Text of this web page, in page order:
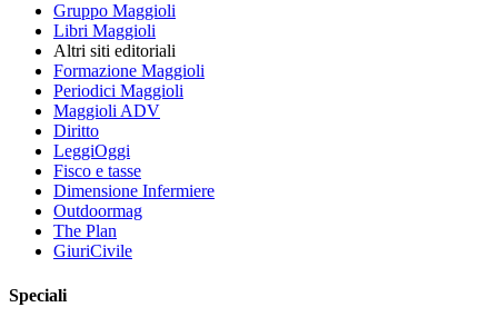
Gruppo Maggioli
Libri Maggioli
Altri siti editoriali
Formazione Maggioli
Periodici Maggioli
Maggioli ADV
Diritto
LeggiOggi
Fisco e tasse
Dimensione Infermiere
Outdoormag
The Plan
GiuriCivile
Speciali